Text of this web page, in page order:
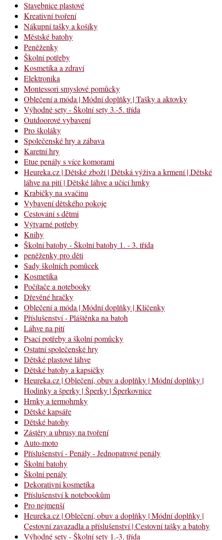
Stavebnice plastové
Kreativní tvoření
Nákupní tašky a košíky
Městské batohy
Peněženky
Školní potřeby
Kosmetika a zdraví
Elektronika
Montessori smyslové pomůcky
Oblečení a móda | Módní doplňky | Tašky a aktovky
Výhodné sety - Školní sety 3.-5. třída
Outdoorové vybavení
Pro školáky
Společenské hry a zábava
Karetní hry
Etue penály s více komorami
Heureka.cz | Dětské zboží | Dětská výživa a krmení | Dětské
láhve na pití | Dětské láhve a učící hrnky
Krabičky na svačinu
Vybavení dětského pokoje
Cestování s dětmi
Výtvarné potřeby
Knihy
Školní batohy - Školní batohy 1. - 3. třída
peněženky pro děti
Sady školních pomůcek
Kosmetika
Počítače a notebooky
Dřevěné hračky
Oblečení a móda | Módní doplňky | Klíčenky
Příslušenství - Pláštěnka na batoh
Láhve na pití
Psací potřeby a školní pomůcky
Ostatní společenské hry
Dětské plastové láhve
Dětské batohy a kapsičky
Heureka.cz | Oblečení, obuv a doplňky | Módní doplňky |
Hodinky a šperky | Šperky | Šperkovnice
Hrnky a termohrnky
Dětské kapsáře
Dětské batohy
Zástěry a ubrusy na tvoření
Auto-moto
Příslušenství - Penály - Jednopatrové penály
Školní batohy
Školní penály
Dekorativní kosmetika
Příslušenství k notebookům
Pro nejmenší
Heureka.cz | Oblečení, obuv a doplňky | Módní doplňky |
Cestovní zavazadla a příslušenství | Cestovní tašky a batohy
Výhodné sety - Školní sety 1.-3. třída